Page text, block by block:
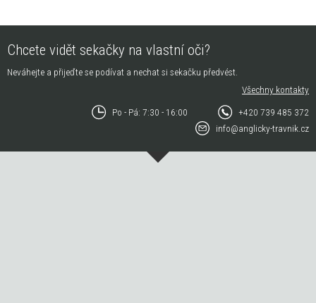
Chcete vidět sekačky na vlastní oči?
Neváhejte a přijeďte se podívat a nechat si sekačku předvést.
Všechny kontakty
Po - Pá: 7:30 - 16:00
+420 739 485 372
info@anglicky-travnik.cz